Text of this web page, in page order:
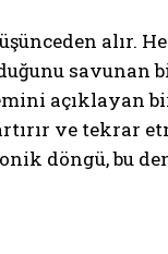
alır.
savunan
açıklayan
ve tekrar
döngü, bu